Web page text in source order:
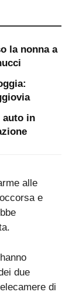
la nonna a
auto in
alle
e
due
di